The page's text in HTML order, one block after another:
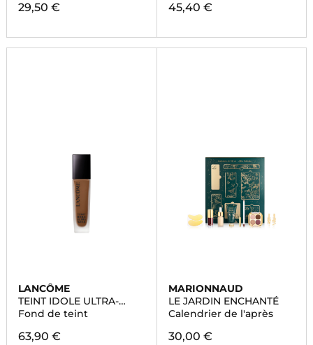
29,50 € 45,40 €
LANCÔME
TEINT IDOLE ULTRA-
WEAR
Fond de teint
63,90 €
MARIONNAUD
LE JARDIN ENCHANTÉ
Calendrier de l'après
30,00 €